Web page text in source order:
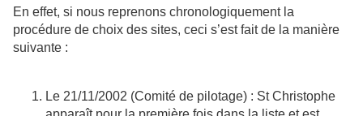
En effet, si nous reprenons chronologiquement la
procédure de choix des sites, ceci s’est fait de la manière
suivante :
Le 21/11/2002 (Comité de pilotage) : St Christophe